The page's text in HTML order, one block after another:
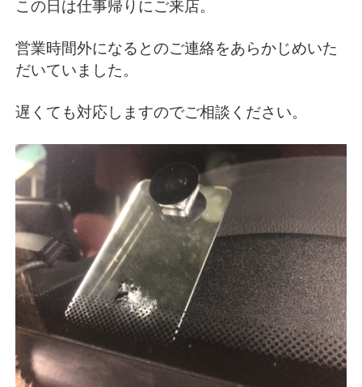
この日は仕事帰りにご来店。
営業時間外になるとのご連絡をあらかじめいた
だいていました。
遅くても対応しますのでご相談ください。